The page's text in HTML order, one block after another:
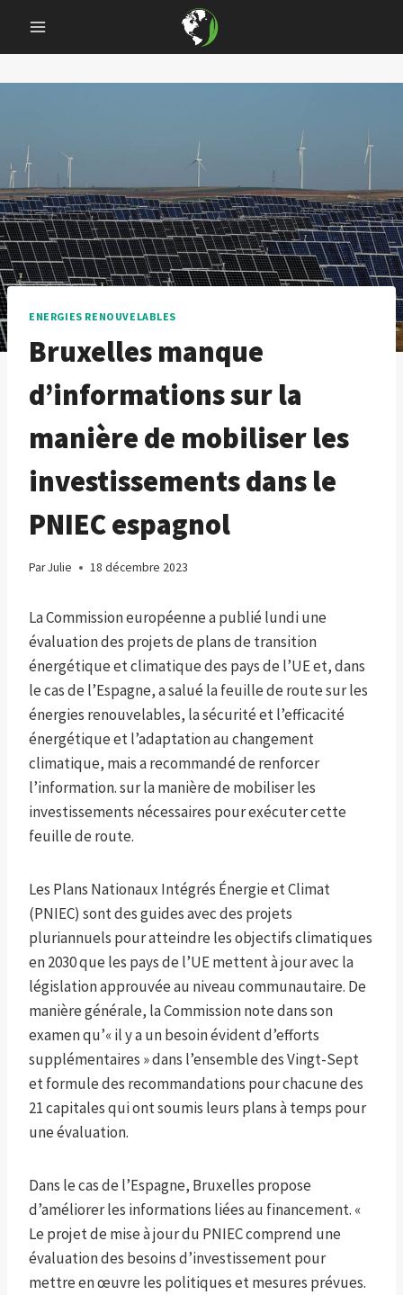
content
ENERGIES RENOUVELABLES
Bruxelles manque
d’informations sur la
manière de mobiliser les
investissements dans le
PNIEC espagnol
ParJulie 18 décembre 2023
La Commission européenne a publié lundi une
évaluation des projets de plans de transition
énergétique et climatique des pays de l’UE et, dans
le cas de l’Espagne, a salué la feuille de route sur les
énergies renouvelables, la sécurité et l’efficacité
énergétique et l’adaptation au changement
climatique, mais a recommandé de renforcer
l’information. sur la manière de mobiliser les
investissements nécessaires pour exécuter cette
feuille de route.
Les Plans Nationaux Intégrés Énergie et Climat
(PNIEC) sont des guides avec des projets
pluriannuels pour atteindre les objectifs climatiques
en 2030 que les pays de l’UE mettent à jour avec la
législation approuvée au niveau communautaire. De
manière générale, la Commission note dans son
examen qu’« il y a un besoin évident d’efforts
supplémentaires » dans l’ensemble des Vingt-Sept
et formule des recommandations pour chacune des
21 capitales qui ont soumis leurs plans à temps pour
une évaluation.
Dans le cas de l’Espagne, Bruxelles propose
d’améliorer les informations liées au financement. «
Le projet de mise à jour du PNIEC comprend une
évaluation des besoins d’investissement pour
mettre en œuvre les politiques et mesures prévues.